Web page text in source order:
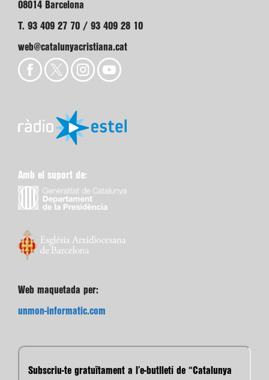
08014 Barcelona
T. 93 409 27 70 / 93 409 28 10
web@catalunyacristiana.cat
Amb el suport de:
Web maquetada per:
unmon-informatic.com
Subscriu-te gratuïtament a l’e-butlletí de “Catalunya